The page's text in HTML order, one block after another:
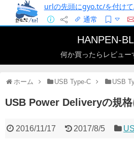
urlの先頭にgyo.tc/を付けて
通常